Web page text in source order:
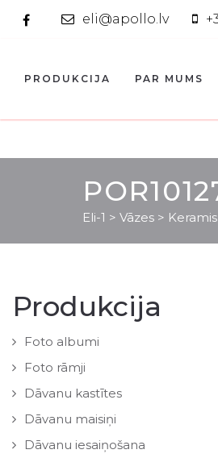
eli@apollo.lv
PRODUKCIJA PAR MUMS
Eli-1 > Vāzes >
Produkcija
Foto albumi
Foto rāmji
Dāvanu kastītes
Dāvanu maisiņi
Dāvanu iesaiņošana